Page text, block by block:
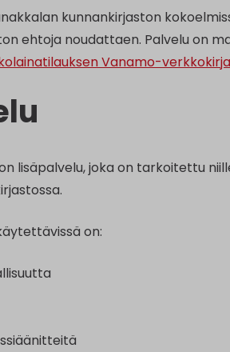
kunnankirjaston
ehtoja noudattaen. Palvelu on
Vanamo-
lisäpalvelu, joka on tarkoitettu
on: